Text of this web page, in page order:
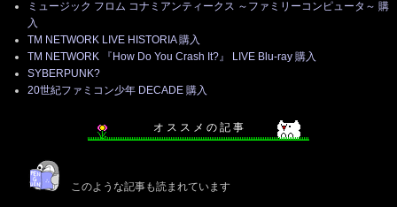
ミュージック フロム コナミアンティークス ～ファミリーコンピュータ～ 購
入
TM NETWORK LIVE HISTORIA 購入
TM NETWORK 『How Do You Crash It?』 LIVE Blu-ray 購入
SYBERPUNK?
20世紀ファミコン少年 DECADE 購入
オ ス ス メ の 記 事
このような記事も読まれています